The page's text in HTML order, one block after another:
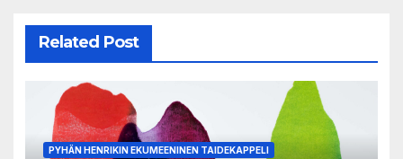
Related Post
PYHÄN HENRIKIN EKUMEENINEN TAIDEKAPPELI